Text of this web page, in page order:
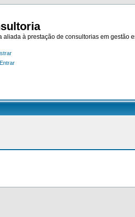
à prestação de consultorias em gestão
Entrar